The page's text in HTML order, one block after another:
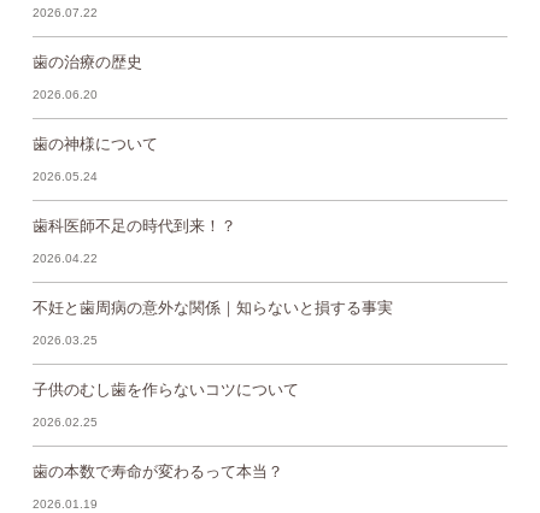
2026.07.22
歯の治療の歴史
2026.06.20
歯の神様について
2026.05.24
歯科医師不足の時代到来！？
2026.04.22
不妊と歯周病の意外な関係｜知らないと損する事実
2026.03.25
子供のむし歯を作らないコツについて
2026.02.25
歯の本数で寿命が変わるって本当？
2026.01.19